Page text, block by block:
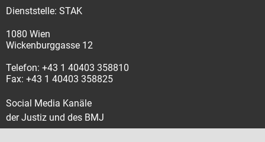
Dienststelle: STAK
1080 Wien
Wickenburggasse 12
Telefon: +43 1 40403 358810
Fax: +43 1 40403 358825
Social Media Kanäle
der Justiz und des BMJ